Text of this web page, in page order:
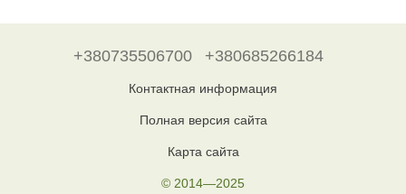
+380735506700 +380685266184
Контактная информация
Полная версия сайта
Карта сайта
© 2014—2025